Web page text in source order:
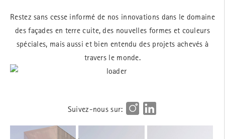
Restez sans cesse informé de nos innovations dans le domaine
des façades en terre cuite, des nouvelles formes et couleurs
spéciales, mais aussi et bien entendu des projets achevés à
travers le monde.
Suivez-nous sur: